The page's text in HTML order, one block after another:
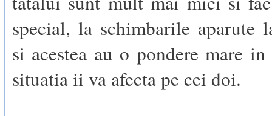
special, la schimbarile aparute
si acestea au o pondere mare
situatia ii va afecta pe cei doi.